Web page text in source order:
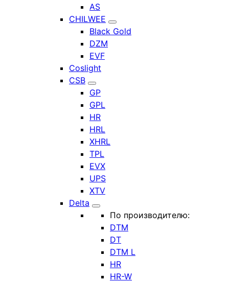
AS
CHILWEE
Black Gold
DZM
EVF
Coslight
CSB
GP
GPL
HR
HRL
XHRL
TPL
EVX
UPS
XTV
Delta
По производителю:
DTM
DT
DTM L
HR
HR-W